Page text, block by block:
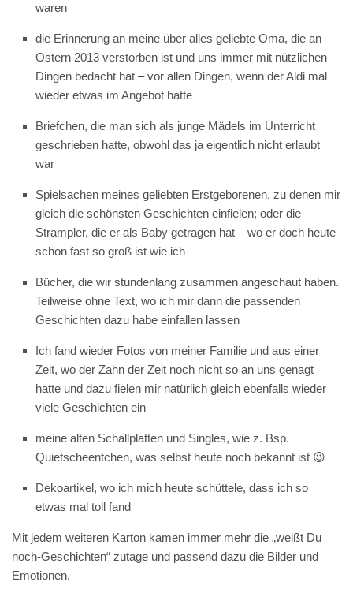
waren
die Erinnerung an meine über alles geliebte Oma, die an
Ostern 2013 verstorben ist und uns immer mit nützlichen
Dingen bedacht hat – vor allen Dingen, wenn der Aldi mal
wieder etwas im Angebot hatte
Briefchen, die man sich als junge Mädels im Unterricht
geschrieben hatte, obwohl das ja eigentlich nicht erlaubt
war
Spielsachen meines geliebten Erstgeborenen, zu denen mir
gleich die schönsten Geschichten einfielen; oder die
Strampler, die er als Baby getragen hat – wo er doch heute
schon fast so groß ist wie ich
Bücher, die wir stundenlang zusammen angeschaut haben.
Teilweise ohne Text, wo ich mir dann die passenden
Geschichten dazu habe einfallen lassen
Ich fand wieder Fotos von meiner Familie und aus einer
Zeit, wo der Zahn der Zeit noch nicht so an uns genagt
hatte und dazu fielen mir natürlich gleich ebenfalls wieder
viele Geschichten ein
meine alten Schallplatten und Singles, wie z. Bsp.
Quietscheentchen, was selbst heute noch bekannt ist 😉
Dekoartikel, wo ich mich heute schüttele, dass ich so
etwas mal toll fand
Mit jedem weiteren Karton kamen immer mehr die „weißt Du
noch-Geschichten“ zutage und passend dazu die Bilder und
Emotionen.